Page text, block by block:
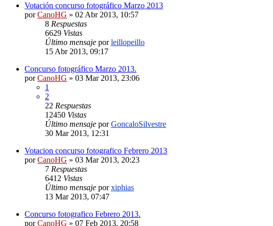
Votación concurso fotográfico Marzo 2013
porCanoHG » 02 Abr 2013, 10:57
8 Respuestas
6629 Vistas
Último mensaje porleillopeillo
15 Abr 2013, 09:17
Concurso fotográfico Marzo 2013.
porCanoHG » 03 Mar 2013, 23:06
1
2
22 Respuestas
12450 Vistas
Último mensaje porGoncaloSilvestre
30 Mar 2013, 12:31
Votacion concurso fotografico Febrero 2013
porCanoHG » 03 Mar 2013, 20:23
7 Respuestas
6412 Vistas
Último mensaje porxiphias
13 Mar 2013, 07:47
Concurso fotografico Febrero 2013.
porCanoHG » 07 Feb 2013, 20:58